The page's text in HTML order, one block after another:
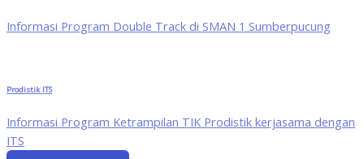
Informasi Program Double Track di SMAN 1 Sumberpucung
Prodistik ITS
Informasi Program Ketrampilan TIK Prodistik kerjasama dengan
ITS